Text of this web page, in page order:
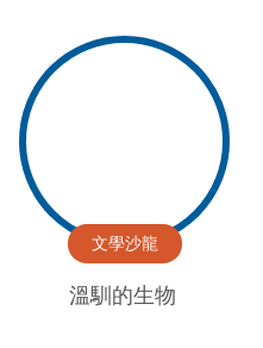
文學沙龍
溫馴的生物